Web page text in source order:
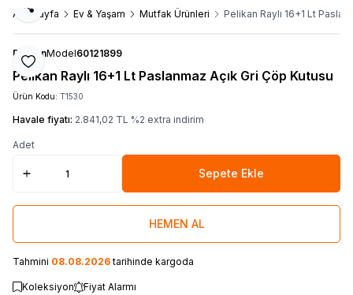
Ana Sayfa Ev & Yaşam Mutfak Ürünleri Pelikan Raylı 16+1 Lt
Favoriye Ekle
Paylaş
PelikanModel60121899
Pelikan Raylı 16+1 Lt Paslanmaz Açık Gri Çöp Kutusu
Ürün Kodu: T1530
Havale fiyatı: 2.841,02 TL %2 extra indirim
Adet
Sepete Ekle
HEMEN AL
Tahmini 08.08.2026tarihinde kargoda
Koleksiyon Fiyat Alarmı